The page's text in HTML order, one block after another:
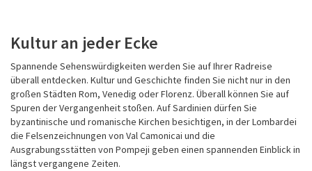
Kultur an jeder Ecke
Spannende Sehenswürdigkeiten werden Sie auf Ihrer Radreise
überall entdecken. Kultur und Geschichte finden Sie nicht nur in den
großen Städten Rom, Venedig oder Florenz. Überall können Sie auf
Spuren der Vergangenheit stoßen. Auf Sardinien dürfen Sie
byzantinische und romanische Kirchen besichtigen, in der Lombardei
die Felsenzeichnungen von Val Camonicai und die
Ausgrabungsstätten von Pompeji geben einen spannenden Einblick in
längst vergangene Zeiten.